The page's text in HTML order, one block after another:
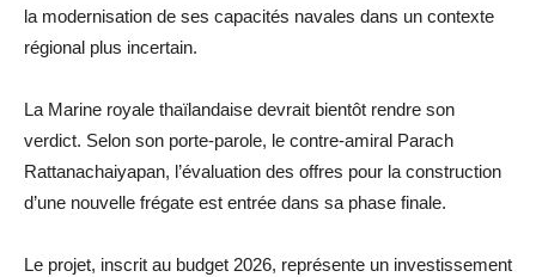
la modernisation de ses capacités navales dans un contexte
régional plus incertain.
La Marine royale thaïlandaise devrait bientôt rendre son
verdict. Selon son porte-parole, le contre-amiral Parach
Rattanachaiyapan, l’évaluation des offres pour la construction
d’une nouvelle frégate est entrée dans sa phase finale.
Le projet, inscrit au budget 2026, représente un investissement